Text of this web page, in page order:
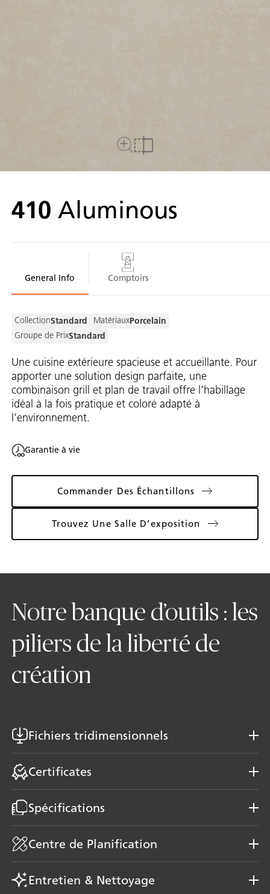
410 Aluminous
General Info Comptoirs
CollectionStandard MatériauxPorcelain
Groupe de PrixStandard
Une cuisine extérieure spacieuse et accueillante. Pour
apporter une solution design parfaite, une
combinaison grill et plan de travail offre l’habillage
idéal à la fois pratique et coloré adapté à
l’environnement.
Garantie à vie
Commander Des Échantillons
Trouvez Une Salle D’exposition
Notre banque d’outils : les
piliers de la liberté de
création
Fichiers tridimensionnels
Certificates
Spécifications
Centre de Planification
Entretien & Nettoyage